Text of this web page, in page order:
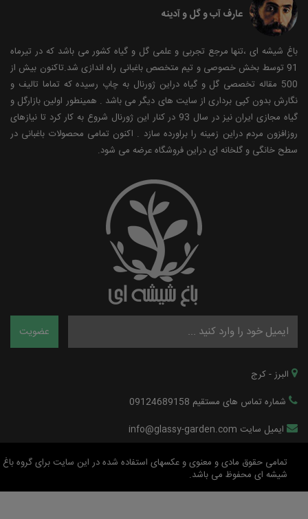
عارف آب و گل و آدینه
باغ شیشه ای ،تنها مرجع تجربی و علمی گل و گیاه کشور می باشد که در تیرماه
91 توسط بخش خصوصی و تیم متخصص باغبانی راه اندازی شد.تاکنون بیش از
500 مقاله تخصصی گل و گیاه دراین ژورنال به چاپ رسیده که تماما تالیف و
نگارش بدون کپی برداری از سایت های دیگر می باشد . همینطور اولین بازارگل و
گیاه مجازی ایران نیز در سال 93 در کنار این ژورنال شروع به کار کرد تا نیازهای
روزافزون مردم دراین زمینه را براورده سازد . اکنون تمامی محصولات باغبانی در
سطح خانگی و گلخانه ای دراین فروشگاه عرضه می شود.
البرز - کرج
شماره تماس های مستقیم 09124689158
ایمیل سایت info@glassy-garden.com
تمامی حقوق مادی و معنوی و عکسهای استفاده شده در این سایت برای گروه باغ
شیشه ای محفوظ می باشد.